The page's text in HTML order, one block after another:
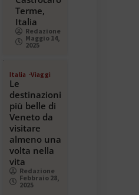
Terme,
Italia
Redazione
Maggio 14,
2025
Italia Viaggi
Le
destinazioni
più belle di
Veneto da
visitare
almeno una
volta nella
vita
Redazione
Febbraio 28,
2025